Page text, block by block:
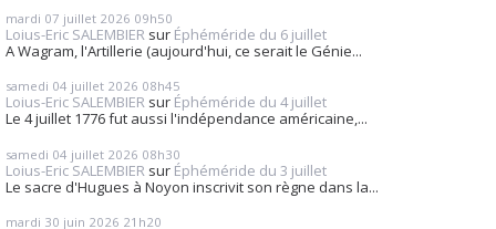
mardi 07 juillet 2026 09h50
Loius-Eric SALEMBIER sur Éphéméride du 6 juillet
A Wagram, l'Artillerie (aujourd'hui, ce serait le Génie...
samedi 04 juillet 2026 08h45
Loius-Eric SALEMBIER sur Éphéméride du 4 juillet
Le 4 juillet 1776 fut aussi l'indépendance américaine,...
samedi 04 juillet 2026 08h30
Loius-Eric SALEMBIER sur Éphéméride du 3 juillet
Le sacre d'Hugues à Noyon inscrivit son règne dans la...
mardi 30 juin 2026 21h20